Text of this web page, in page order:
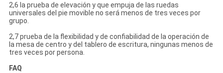
2,6 la prueba de elevación y que empuja de las ruedas
universales del pie movible no será menos de tres veces por
grupo.
2,7 prueba de la flexibilidad y de confiabilidad de la operación de
la mesa de centro y del tablero de escritura, ningunas menos de
tres veces por persona.
FAQ